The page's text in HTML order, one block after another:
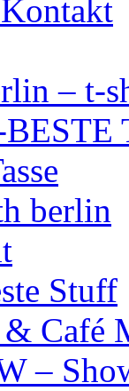
– t-
berlin
Stuff
Café
–